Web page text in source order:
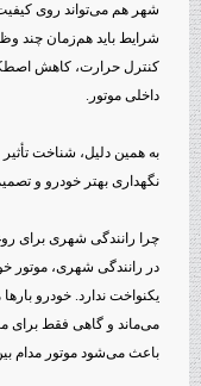
شهر هم می‌تواند روی
شرایط باید هم‌زمان چند
کنترل حرارت، کاهش
داخلی موتور.
به همین دلیل، شناخت
نگهداری بهتر خودرو و
چرا رانندگی شهری برای
در رانندگی شهری، موتور
یکنواخت ندارد. خودرو
می‌ماند و گاهی فقط برای
باعث می‌شود موتور مدام